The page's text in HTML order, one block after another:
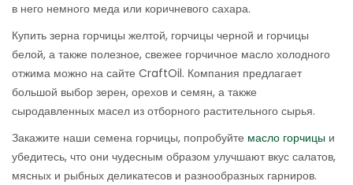
в него немного меда или коричневого сахара.
Купить зерна горчицы желтой, горчицы черной и горчицы
белой, а также полезное, свежее горчичное масло холодного
отжима можно на сайте CraftOil. Компания предлагает
большой выбор зерен, орехов и семян, а также
сыродавленных масел из отборного растительного сырья.
Закажите наши семена горчицы, попробуйте масло горчицы и
убедитесь, что они чудесным образом улучшают вкус салатов,
мясных и рыбных деликатесов и разнообразных гарниров.